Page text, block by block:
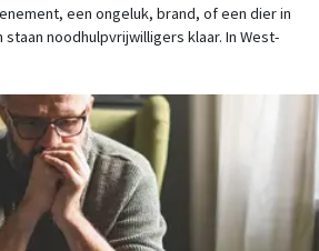
een ongeluk, brand, of een dier in
noodhulpvrijwilligers klaar. In West-